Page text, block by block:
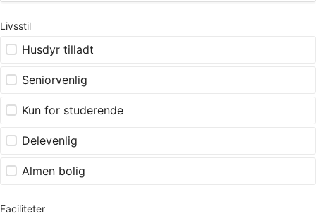
Livsstil
Husdyr tilladt
Seniorvenlig
Kun for studerende
Delevenlig
Almen bolig
Faciliteter